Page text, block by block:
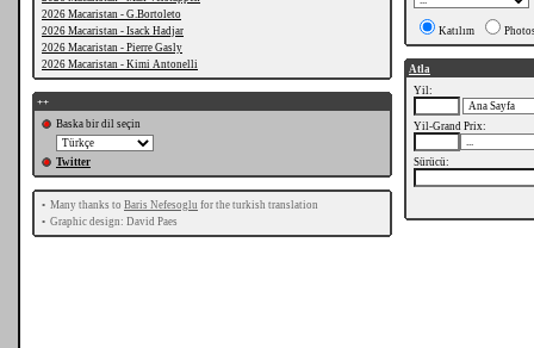
2026 Macaristan - G.Bortoleto
2026 Macaristan - Isack Hadjar
2026 Macaristan - Pierre Gasly
2026 Macaristan - Kimi Antonelli
++
Baska bir dil seçin
Twitter
• Many thanks to Baris Nefesoglu for the turkish translation
• Graphic design: David Paes
Katılım
Atla
Yil:
Yil-Grand Prix:
Sürücü: